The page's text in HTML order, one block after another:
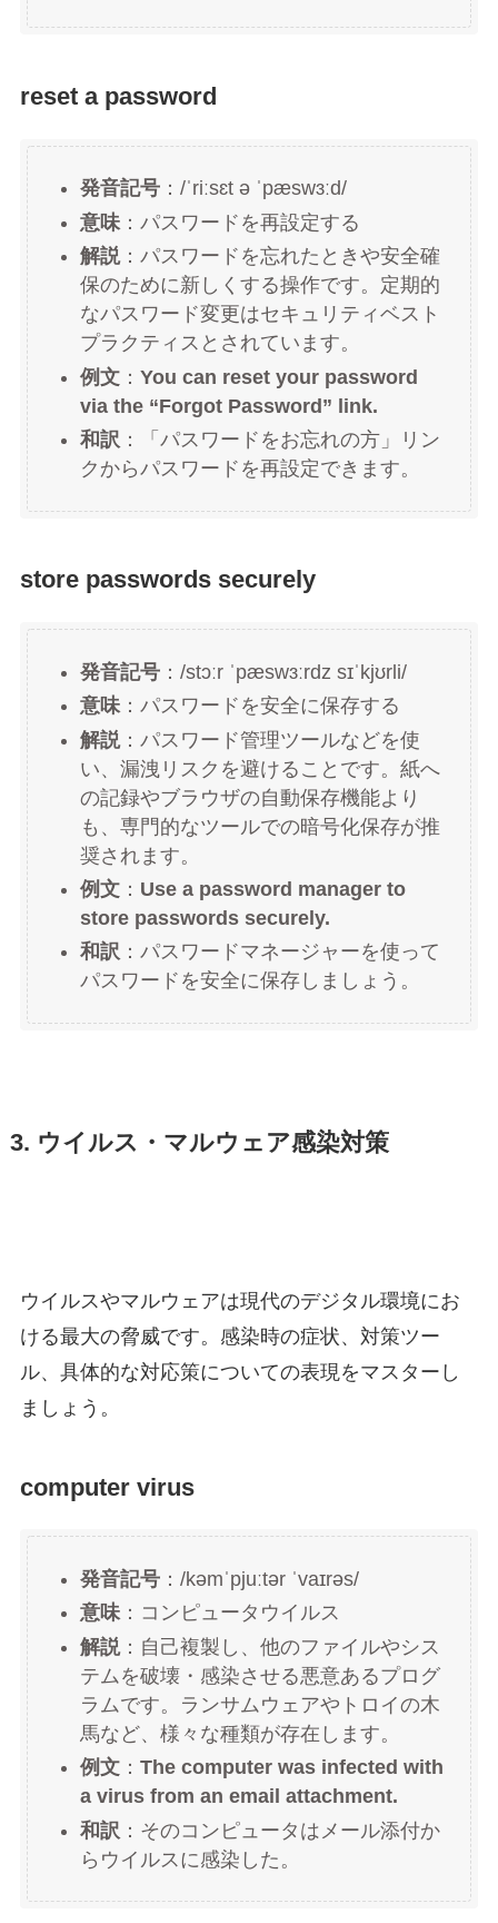
reset a password
発音記号：/ˈriːsɛt ə ˈpæswɜːd/
意味：パスワードを再設定する
解説：パスワードを忘れたときや安全確
保のために新しくする操作です。定期的
なパスワード変更はセキュリティベスト
プラクティスとされています。
例文： You can reset your password
via the “Forgot Password” link.
和訳 ：「パスワードをお忘れの方」リン
クからパスワードを再設定できます。
store passwords securely
発音記号：/stɔːr ˈpæswɜːrdz sɪˈkjʊrli/
意味：パスワードを安全に保存する
解説：パスワード管理ツールなどを使
い、漏洩リスクを避けることです。紙へ
の記録やブラウザの自動保存機能より
も、専門的なツールでの暗号化保存が推
奨されます。
例文： Use a password manager to
store passwords securely.
和訳 ：パスワードマネージャーを使って
パスワードを安全に保存しましょう。
3. ウイルス・マルウェア感染対策
ウイルスやマルウェアは現代のデジタル環境にお
ける最大の脅威です。感染時の症状、対策ツー
ル、具体的な対応策についての表現をマスターし
ましょう。
computer virus
発音記号：/kəmˈpjuːtər ˈvaɪrəs/
意味：コンピュータウイルス
解説：自己複製し、他のファイルやシス
テムを破壊・感染させる悪意あるプログ
ラムです。ランサムウェアやトロイの木
馬など、様々な種類が存在します。
例文： The computer was infected with
a virus from an email attachment.
和訳 ：そのコンピュータはメール添付か
らウイルスに感染した。